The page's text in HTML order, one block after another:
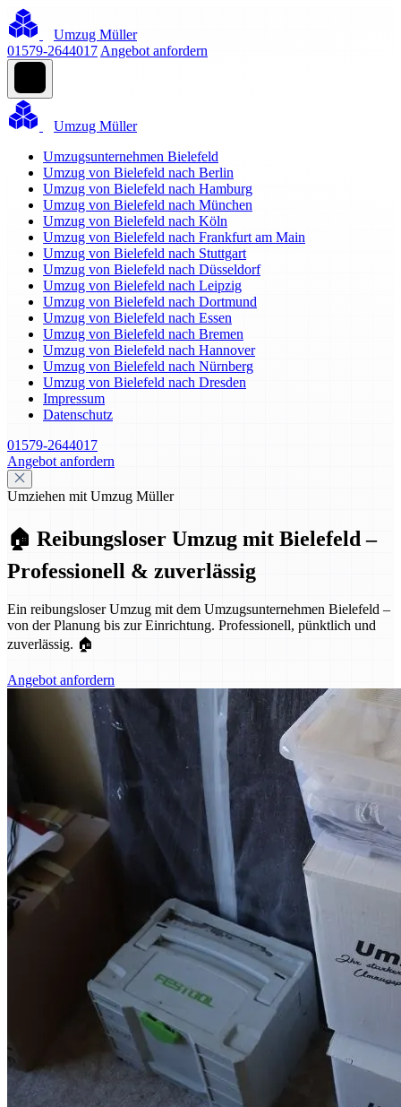
Umzug Müller
01579-2644017 Angebot anfordern
Umzug Müller
Umzugsunternehmen Bielefeld
Umzug von Bielefeld nach Berlin
Umzug von Bielefeld nach Hamburg
Umzug von Bielefeld nach München
Umzug von Bielefeld nach Köln
Umzug von Bielefeld nach Frankfurt am Main
Umzug von Bielefeld nach Stuttgart
Umzug von Bielefeld nach Düsseldorf
Umzug von Bielefeld nach Leipzig
Umzug von Bielefeld nach Dortmund
Umzug von Bielefeld nach Essen
Umzug von Bielefeld nach Bremen
Umzug von Bielefeld nach Hannover
Umzug von Bielefeld nach Nürnberg
Umzug von Bielefeld nach Dresden
Impressum
Datenschutz
01579-2644017
Angebot anfordern
Umziehen mit Umzug Müller
🏠 Reibungsloser Umzug mit Bielefeld –
Professionell & zuverlässig
Ein reibungsloser Umzug mit dem Umzugsunternehmen Bielefeld –
von der Planung bis zur Einrichtung. Professionell, pünktlich und
zuverlässig. 🏠
Angebot anfordern